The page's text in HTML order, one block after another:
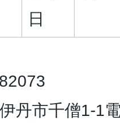
日
丹市千僧1-1